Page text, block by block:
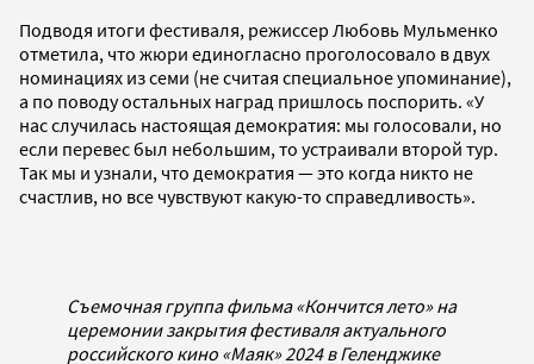
Подводя итоги фестиваля, режиссер Любовь Мульменко
отметила, что жюри единогласно проголосовало в двух
номинациях из семи (не считая специальное упоминание),
а по поводу остальных наград пришлось поспорить. «У
нас случилась настоящая демократия: мы голосовали, но
если перевес был небольшим, то устраивали второй тур.
Так мы и узнали, что демократия — это когда никто не
счастлив, но все чувствуют какую-то справедливость».
Съемочная группа фильма «Кончится лето» на
церемонии закрытия фестиваля актуального
российского кино «Маяк» 2024 в Геленджике